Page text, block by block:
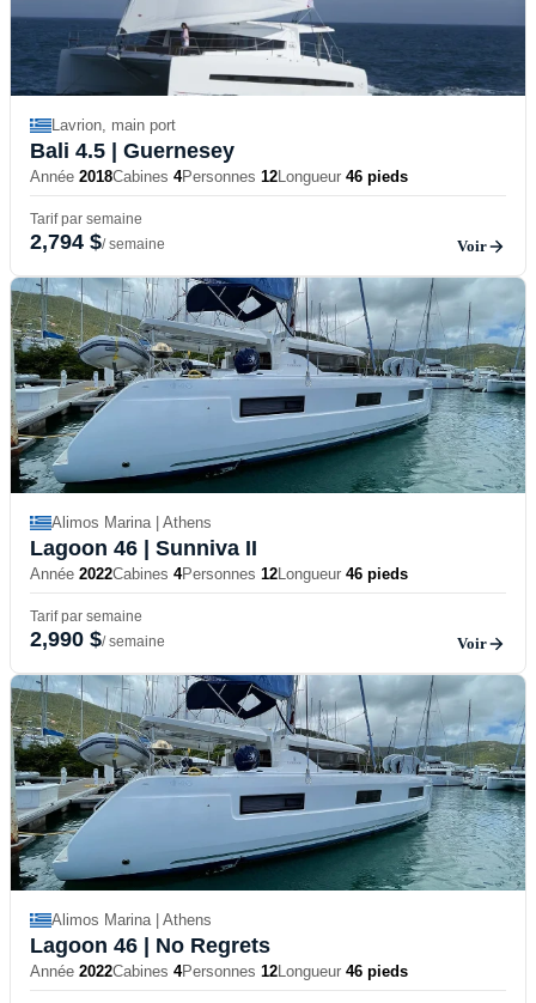
Lavrion, main port
Bali 4.5 | Guernesey
Année 2018Cabines 4Personnes 12Longueur 46 pieds
Tarif par semaine
2,794 $/ semaine Voir
Alimos Marina | Athens
Lagoon 46 | Sunniva II
Année 2022Cabines 4Personnes 12Longueur 46 pieds
Tarif par semaine
2,990 $/ semaine Voir
Alimos Marina | Athens
Lagoon 46 | No Regrets
Année 2022Cabines 4Personnes 12Longueur 46 pieds